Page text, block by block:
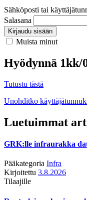
Sähköposti tai
Salasana
Kirjaudu sisään
Muista minut
Hyödynnä 1kk/
Tutustu tästä
Unohditko
Luetuimmat
GRK:lle infraurakka
Pääkategoria Infra
Kirjoitettu 3.8.2026
Tilaajille